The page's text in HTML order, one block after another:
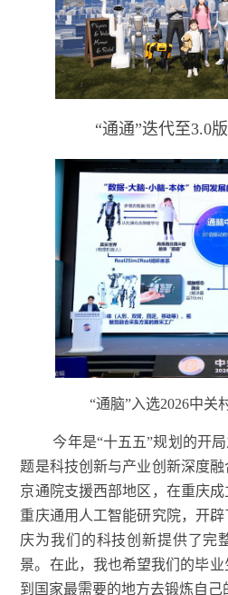
“通通”迭代至3.0
“通脑”入选2026中关
今年是“十五五”规划的开
题是科技创新与产业创新深度融
京通院支援西部地区，在重庆成
重庆通用人工智能研究院，开
庆为我们的科技创新提供了完
景。在此，我也希望我们的毕业
到国家最需要的地方去锻炼自己